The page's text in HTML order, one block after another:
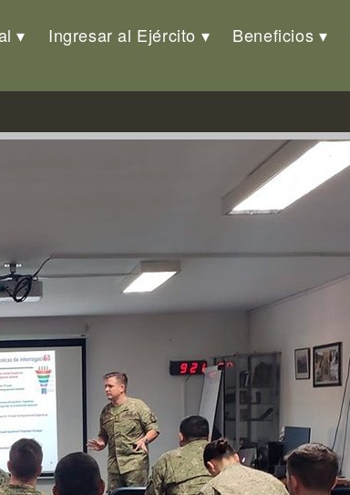
Ingresar al Ejército Beneficios